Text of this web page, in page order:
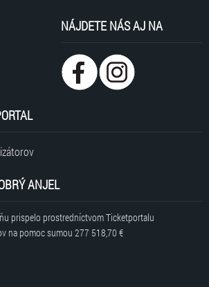
NÁJDETE NÁS AJ NA
ANJEL
prispelo prostredníctvom Ticketportalu
na pomoc sumou 277 518,70 €